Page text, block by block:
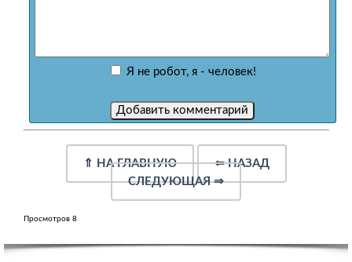
Я не робот, я - человек!
⇑ НА ГЛАВНУЮ ⇐НАЗАД
СЛЕДУЮЩАЯ⇒
Просмотров 8